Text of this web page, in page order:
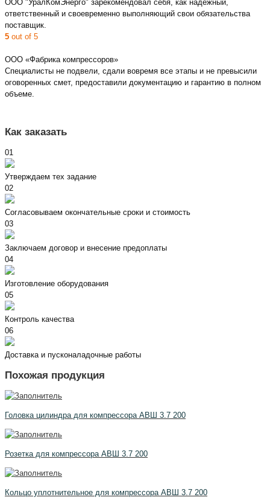
ООО "УралКомЭнерго" зарекомендовал себя, как надежный,
ответственный и своевременно выполняющий свои обязательства
поставщик.
5 out of 5
ООО «Фабрика компрессоров»
Специалисты не подвели, сдали вовремя все этапы и не превысили
оговоренных смет, предоставили документацию и гарантию в полном
объеме.
Как заказать
01
Утверждаем тех задание
02
Согласовываем окончательные сроки и стоимость
03
Заключаем договор и внесение предоплаты
04
Изготовление оборудования
05
Контроль качества
06
Доставка и пусконаладочные работы
Похожая продукция
Головка цилиндра для компрессора АВШ 3.7 200
Розетка для компрессора АВШ 3.7 200
Кольцо уплотнительное для компрессора АВШ 3.7 200